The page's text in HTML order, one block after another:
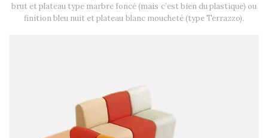
brut et plateau type marbre foncé (mais c’est bien du plastique) ou
finition bleu nuit et plateau blanc moucheté (type Terrazzo).